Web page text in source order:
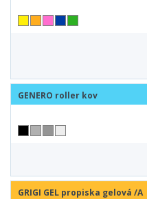
GENERO roller kov
GRIGI GEL propiska gelová /A